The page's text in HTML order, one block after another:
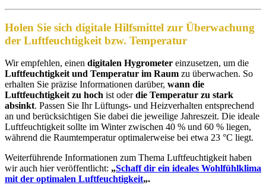
Holen Sie sich digitale Hilfsmittel zur Überwachung
der Luftfeuchtigkeit bzw. Temperatur
Wir empfehlen, einen digitalen Hygrometer einzusetzen, um die
Luftfeuchtigkeit und Temperatur im Raum zu überwachen. So
erhalten Sie präzise Informationen darüber, wann die
Luftfeuchtigkeit zu hoch ist oderdie Temperatur zu stark
absinkt. Passen Sie Ihr Lüftungs- und Heizverhalten entsprechend
an und berücksichtigen Sie dabei die jeweilige Jahreszeit. Die ideale
Luftfeuchtigkeit sollte im Winter zwischen 40 % und 60 % liegen,
während die Raumtemperatur optimalerweise bei etwa 23 °C liegt.
Weiterführende Informationen zum Thema Luftfeuchtigkeit haben
wir auch hier veröffentlicht: „Schaff dir ein ideales Wohlfühlklima
mit der optimalen Luftfeuchtigkeit„.